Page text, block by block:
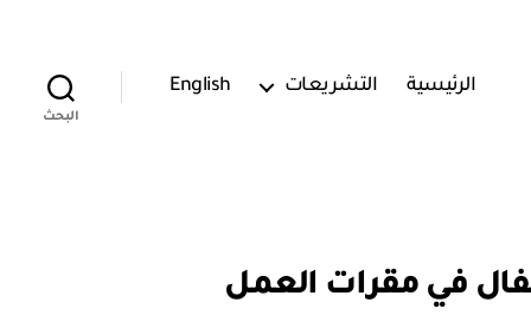
الرئيسية التشريعات English
البحث
روضات أطفال في مقرات العمل